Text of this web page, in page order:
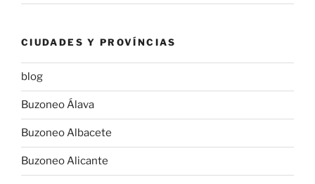
CIUDADES Y PROVÍNCIAS
blog
Buzoneo Álava
Buzoneo Albacete
Buzoneo Alicante